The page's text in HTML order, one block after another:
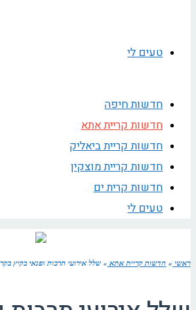
טעים לי
חדשות חיפה
חדשות קריית אתא
חדשות קריית ביאליק
חדשות קריית מוצקין
חדשות קרית ים
טעים לי
ראשי » חדשות קריית אתא » שלל אירועי תרבות ופנאי בקיץ